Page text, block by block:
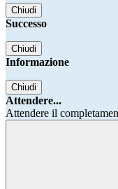
Chiudi
Successo
Chiudi
Informazione
Chiudi
Attendere...
Attendere il